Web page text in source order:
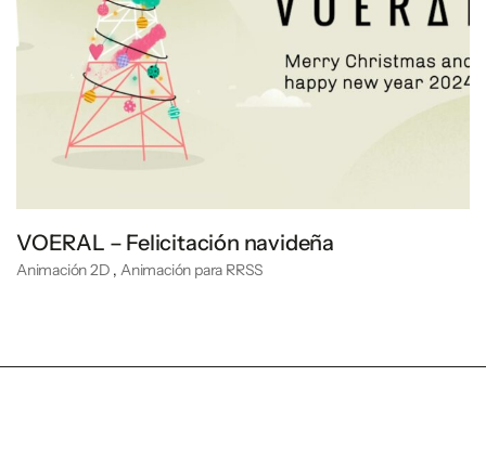
VOERAL – Felicitación navideña
Animación 2D ,Animación para RRSS